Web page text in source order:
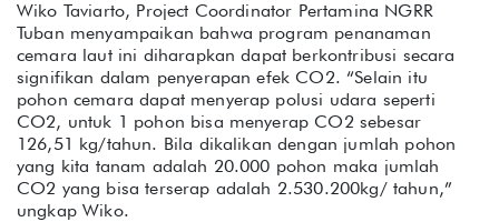
Wiko Taviarto, Project Coordinator Pertamina NGRR
Tuban menyampaikan bahwa program penanaman
cemara laut ini diharapkan dapat berkontribusi secara
signifikan dalam penyerapan efek CO2. “Selain itu
pohon cemara dapat menyerap polusi udara seperti
CO2, untuk 1 pohon bisa menyerap CO2 sebesar
126,51 kg/tahun. Bila dikalikan dengan jumlah pohon
yang kita tanam adalah 20.000 pohon maka jumlah
CO2 yang bisa terserap adalah 2.530.200kg/ tahun,”
ungkap Wiko.